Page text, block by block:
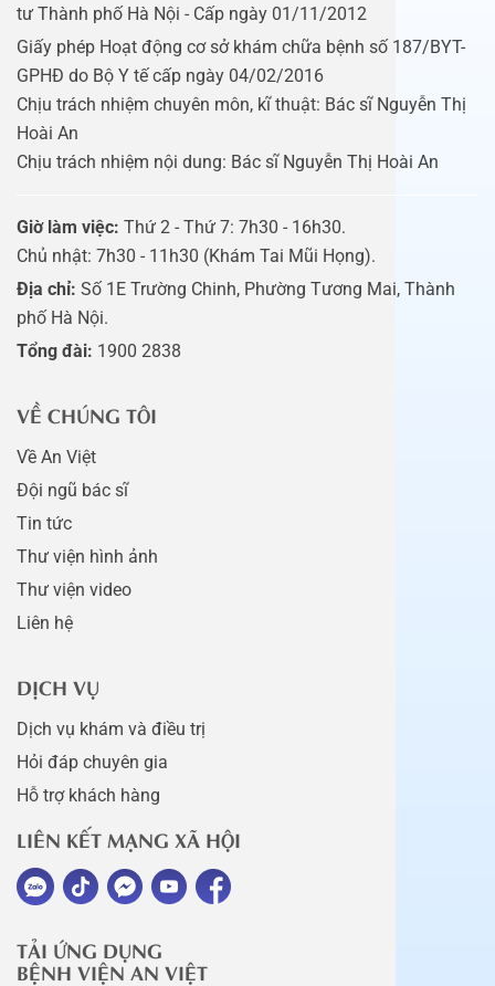
tư Thành phố Hà Nội - Cấp ngày 01/11/2012
Giấy phép Hoạt động cơ sở khám chữa bệnh số 187/BYT-
GPHĐ do Bộ Y tế cấp ngày 04/02/2016
Chịu trách nhiệm chuyên môn, kĩ thuật: Bác sĩ Nguyễn Thị
Hoài An
Chịu trách nhiệm nội dung: Bác sĩ Nguyễn Thị Hoài An
Giờ làm việc: Thứ 2 - Thứ 7: 7h30 - 16h30.
Chủ nhật: 7h30 - 11h30 (Khám Tai Mũi Họng).
Địa chỉ: Số 1E Trường Chinh, Phường Tương Mai, Thành
phố Hà Nội.
Tổng đài: 1900 2838
VỀ CHÚNG TÔI
Về An Việt
Đội ngũ bác sĩ
Tin tức
Thư viện hình ảnh
Thư viện video
Liên hệ
DỊCH VỤ
Dịch vụ khám và điều trị
Hỏi đáp chuyên gia
Hỗ trợ khách hàng
LIÊN KẾT MẠNG XÃ HỘI
TẢI ỨNG DỤNG
BỆNH VIỆN AN VIỆT